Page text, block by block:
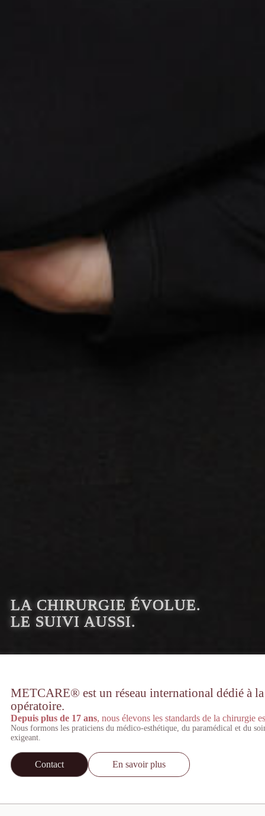
LA CHIRURGIE ÉVOLUE.
LE SUIVI AUSSI.
METCARE® est un réseau international dédié à
opératoire.
Depuis plus de 17 ans, nous élevons les standards de la chirurgie
Nous formons les praticiens du médico-esthétique, du paramédical et du
exigeant.
Contact En savoir plus